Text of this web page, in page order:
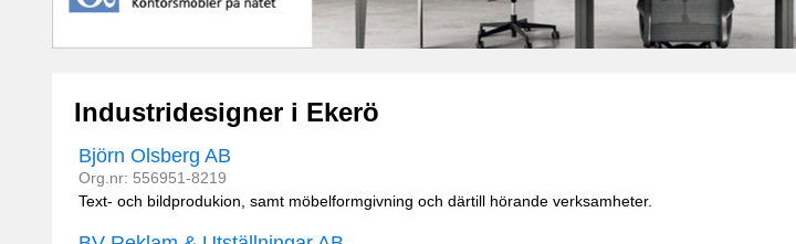
Industridesigner i Ekerö
Björn Olsberg AB
Org.nr: 556951-8219
Text- och bildprodukion, samt möbelformgivning och därtill hörande verksamheter.